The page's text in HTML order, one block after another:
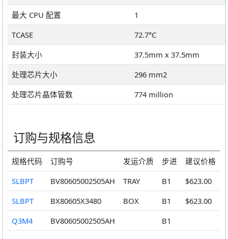
最大 CPU 配置
1
TCASE
72.7°C
封装大小
37.5mm x 37.5mm
处理芯片大小
296 mm2
处理芯片晶体管数
774 million
订购与规格信息
规格代码 订购号 发运介质 步进
建议价格
SLBPT
BV80605002505AH TRAY B1
$623.00
SLBPT
BX80605X3480 BOX B1
$623.00
Q3M4
BV80605002505AH B1